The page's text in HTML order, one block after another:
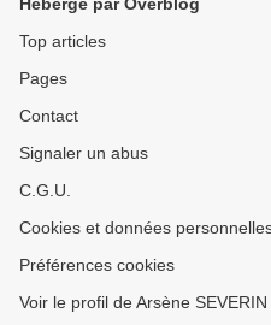
Top articles
Pages
Contact
Signaler un abus
C.G.U.
Cookies et données
Préférences cookies
Voir le profil de Arsène